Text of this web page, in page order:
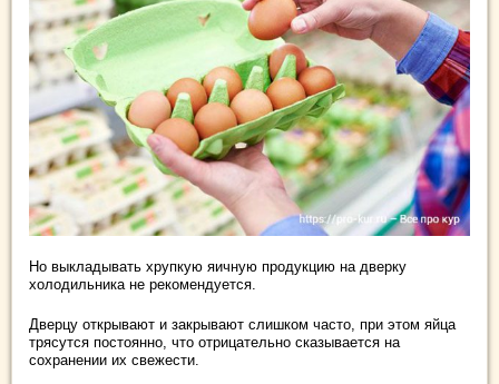
Но выкладывать хрупкую яичную продукцию на дверку
холодильника не рекомендуется.
Дверцу открывают и закрывают слишком часто, при этом яйца
трясутся постоянно, что отрицательно сказывается на
сохранении их свежести.